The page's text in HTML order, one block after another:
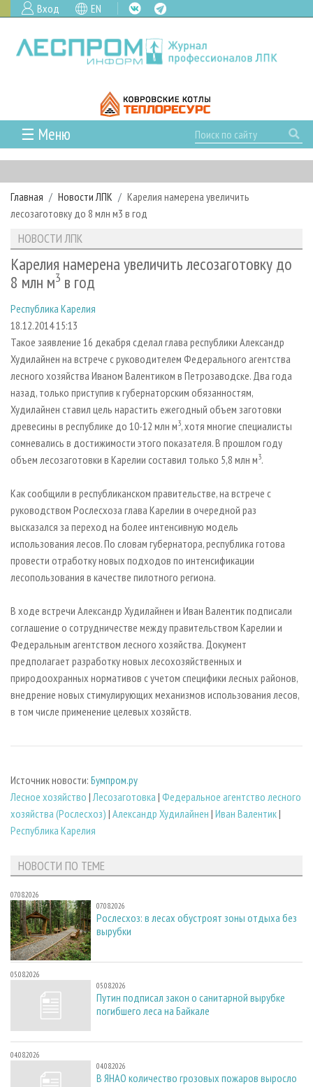
Вход EN
☰ Меню
ГЛАВНАЯ
РУБРИКИ И ТЕМЫ
РУБРИКИ ЖУРНАЛА
ЛЕСОЗАГОТОВКА
ЛЕСОПИЛЕНИЕ
СУШКА ДРЕВЕСИНЫ
ПРОИЗВОДСТВО ДРЕВЕСНЫХ ПЛИТ
ДЕРЕВЯННОЕ ДОМОСТРОЕНИЕ
ПРОИЗВОДСТВО МЕБЕЛИ
БИОЭНЕРГЕТИКА
ЦБП
ИНСТРУМЕНТ И МАТЕРИАЛЫ
НОВОСТИ
НОВОСТИ ЛПК
НОВОСТИ ЖУРНАЛА
ПРОЕКТЫ ЛПИ
АНАЛИТИКА
ПРЕДПРИЯТИЯ ЛПК
ПЕРСОНЫ
МОБИЛЬНЫЕ ВЫСТАВКИ
ОФИЦИАЛЬНЫЕ ДЕЛЕГАЦИИ
ПРИОРИТЕТНЫЕ ИНВЕСТПРОЕКТЫ
RUSSIAN FORESTRY REVIEW
ГАЗЕТА ЛЕСПРОМФОРУМ
БИБЛИОТЕКА СПЕЦИАЛИСТА
АРХИВ ЖУРНАЛОВ
СТАТЬИ
О ЖУРНАЛЕ
ПОДПИСКА
КОНТАКТЫ
РЕКЛАМОДАТЕЛЯМ
РЕКЛАМА
РЕКЛАМА НА САЙТЕ
Главная Новости ЛПК
Карелия намерена увеличить
лесозаготовку до 8 млн м3 в год
НОВОСТИ ЛПК
Карелия намерена увеличить лесозаготовку до
8 млн м3 в год
Республика Карелия
18.12.2014 15:13
Такое заявление 16 декабря сделал глава республики Александр
Худилайнен на встрече с руководителем Федерального агентства
лесного хозяйства Иваном Валентиком в Петрозаводске. Два года
назад, только приступив к губернаторским обязанностям,
Худилайнен ставил цель нарастить ежегодный объем заготовки
древесины в республике до 10-12 млн м3, хотя многие специалисты
сомневались в достижимости этого показателя. В прошлом году
объем лесозаготовки в Карелии составил только 5,8 млн м3.
Как сообщили в республиканском правительстве, на встрече с
руководством Рослесхоза глава Карелии в очередной раз
высказался за переход на более интенсивную модель
использования лесов. По словам губернатора, республика готова
провести отработку новых подходов по интенсификации
лесопользования в качестве пилотного региона.
В ходе встречи Александр Худилайнен и Иван Валентик подписали
соглашение о сотрудничестве между правительством Карелии и
Федеральным агентством лесного хозяйства. Документ
предполагает разработку новых лесохозяйственных и
природоохранных нормативов с учетом специфики лесных районов,
внедрение новых стимулирующих механизмов использования лесов,
в том числе применение целевых хозяйств.
Источник новости: Бумпром.ру
Лесное хозяйство |Лесозаготовка | Федеральное агентство лесного
хозяйства (Рослесхоз) | Александр Худилайнен | Иван Валентик|
Республика Карелия
НОВОСТИ ПО ТЕМЕ
07.08.2026
07.08.2026
Рослесхоз: в лесах обустроят зоны отдыха без
вырубки
05.08.2026
05.08.2026
Путин подписал закон о санитарной вырубке
погибшего леса на Байкале
04.08.2026
04.08.2026
В ЯНАО количество грозовых пожаров выросло